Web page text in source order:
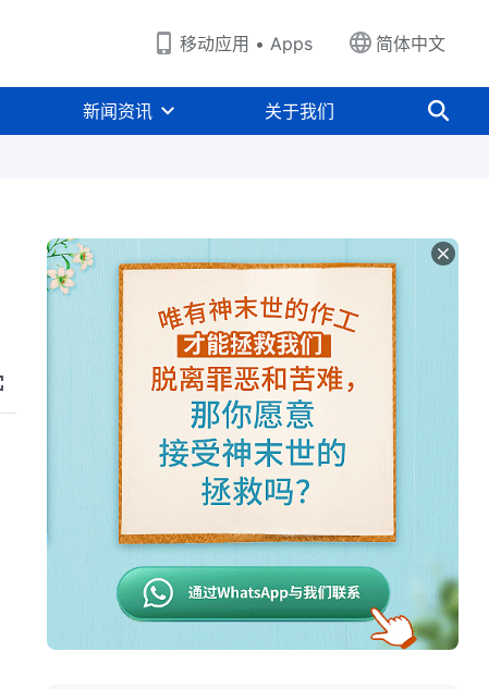
移动应用 • Apps 简体中文
新闻资讯 关于我们